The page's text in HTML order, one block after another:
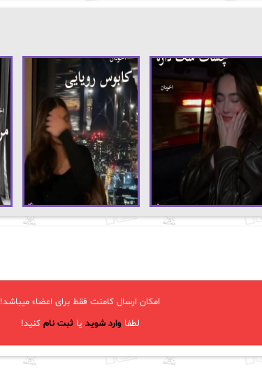
امکان ارسال کامنت فقط برای اعضاء میباشد!
لطفاوارد شوید یاثبت نام کنید!